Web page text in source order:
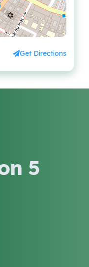
Get Directions
5